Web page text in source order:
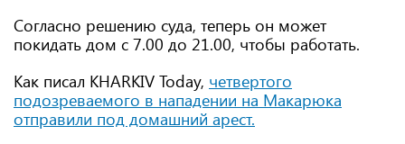
Согласно решению суда, теперь он может
покидать дом с 7.00 до 21.00, чтобы работать.
Как писал KHARKIV Today, четвертого
подозреваемого в нападении на Макарюка
отправили под домашний арест.